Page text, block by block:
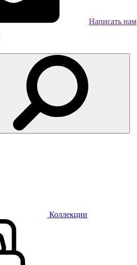
Написать нам
Коллекции